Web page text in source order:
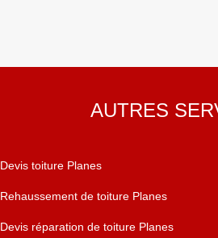
AUTRES
Devis toiture Planes
Rehaussement de toiture Planes
Devis réparation de toiture Planes